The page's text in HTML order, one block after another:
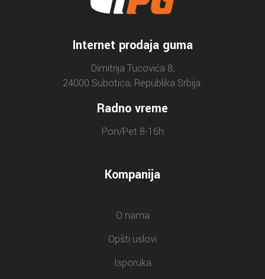
Internet prodaja guma
Dimitrija Tucovića 8,
24000 Subotica, Republika Srbija.
Radno vreme
Pon/Pet 8-16h
Kompanija
O nama
Opšti uslovi
Isporuka